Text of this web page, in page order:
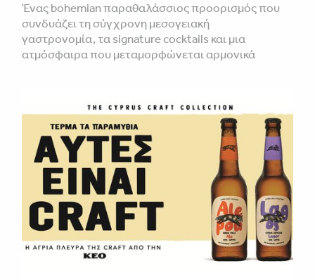
Ένας bohemian παραθαλάσσιος προορισμός που
συνδυάζει τη σύγχρονη μεσογειακή
γαστρονομία, τα signature cocktails και μια
ατμόσφαιρα που μεταμορφώνεται αρμονικά